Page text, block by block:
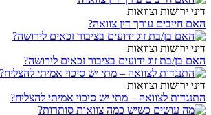
דיני ירושות וצוואות
האם חייבים עורך דין צוואה?
דיני ירושות וצוואות
האם בן/בת זוג ידועים בציבור זכאים לירושה?
דיני ירושות וצוואות
התנגדות לצוואה – מתי יש סיכוי אמיתי להצליח?